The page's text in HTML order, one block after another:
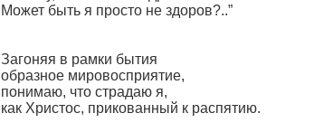
Может быть я просто не здоров?..”
Загоняя в рамки бытия
образное мировосприятие,
понимаю, что страдаю я,
как Христос, прикованный к распятию.